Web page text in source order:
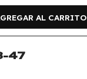
AL CARRITO
47